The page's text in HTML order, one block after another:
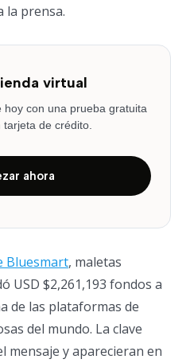
la prensa.
virtual
hoy con una prueba gratuita
de crédito.
ahora
Bluesmart, maletas
USD $2,261,193 fondos a
de las plataformas de
del mundo. La clave
mensaje y aparecieran en